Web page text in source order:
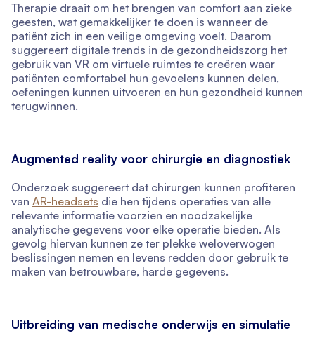
Therapie draait om het brengen van comfort aan zieke
geesten, wat gemakkelijker te doen is wanneer de
patiënt zich in een veilige omgeving voelt. Daarom
suggereert digitale trends in de gezondheidszorg het
gebruik van VR om virtuele ruimtes te creëren waar
patiënten comfortabel hun gevoelens kunnen delen,
oefeningen kunnen uitvoeren en hun gezondheid kunnen
terugwinnen.
Augmented reality voor chirurgie en diagnostiek
Onderzoek suggereert dat chirurgen kunnen profiteren
van AR-headsets die hen tijdens operaties van alle
relevante informatie voorzien en noodzakelijke
analytische gegevens voor elke operatie bieden. Als
gevolg hiervan kunnen ze ter plekke weloverwogen
beslissingen nemen en levens redden door gebruik te
maken van betrouwbare, harde gegevens.
Uitbreiding van medische onderwijs en simulatie